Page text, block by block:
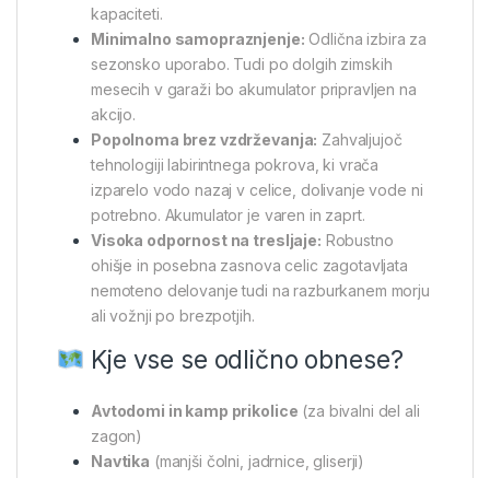
kapaciteti.
Minimalno samopraznjenje: Odlična izbira za
sezonsko uporabo. Tudi po dolgih zimskih
mesecih v garaži bo akumulator pripravljen na
akcijo.
Popolnoma brez vzdrževanja: Zahvaljujoč
tehnologiji labirintnega pokrova, ki vrača
izparelo vodo nazaj v celice, dolivanje vode ni
potrebno. Akumulator je varen in zaprt.
Visoka odpornost na tresljaje: Robustno
ohišje in posebna zasnova celic zagotavljata
nemoteno delovanje tudi na razburkanem morju
ali vožnji po brezpotjih.
Kje vse se odlično obnese?
Avtodomi in kamp prikolice (za bivalni del ali
zagon)
Navtika (manjši čolni, jadrnice, gliserji)